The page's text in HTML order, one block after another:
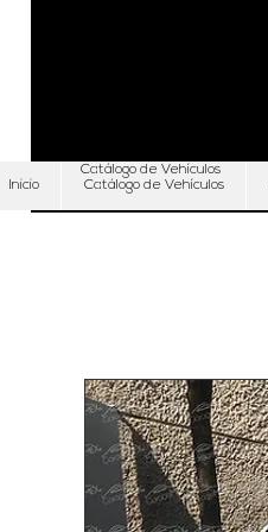
Inicio Catálogo de Vehículos
Catálogo de Vehículos